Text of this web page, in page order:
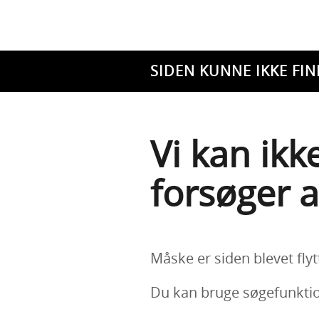
SIDEN KUNNE IKKE
Vi kan
forsøger
Måske er siden blevet
Du kan bruge